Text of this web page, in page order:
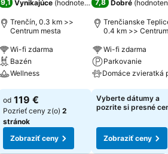
9,1 Vynikajúce (hodnotenia: 2 954)
Trenčín, 0.3 km >>
Centrum mesta
Wi-fi zdarma
Bazén
Wellness
Zobraziť ceny
od 119 €
Pozrieť ceny z(o) 2
stránok
Zobraziť ceny
7,8 Dobré (
Trenčianske
0.4 km >> Centrum
Wi-fi zdarma
Parkovanie
Zobraziť ceny
Vyberte dátumy a
pozrite si presné
Zobraziť ceny